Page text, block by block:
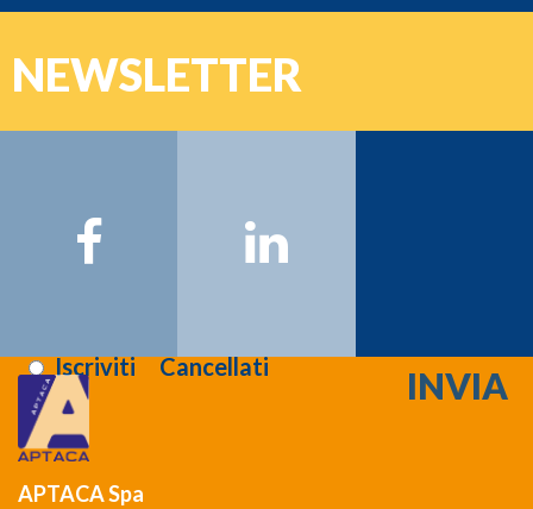
NEWSLETTER
Email:
IscrivitiCancellati
APTACA Spa